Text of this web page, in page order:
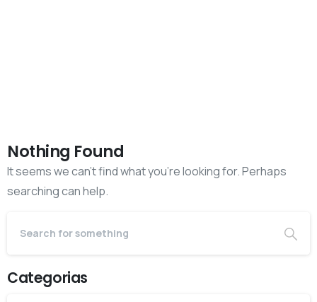
Nothing Found
It seems we can’t find what you’re looking for. Perhaps
searching can help.
Categorias